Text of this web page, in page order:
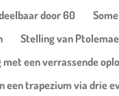
door 60
Stelling van
een verrassende
een trapezium via drie